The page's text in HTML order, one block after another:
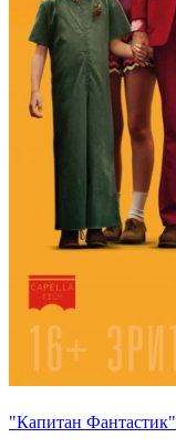
"Капитан Фантастик"